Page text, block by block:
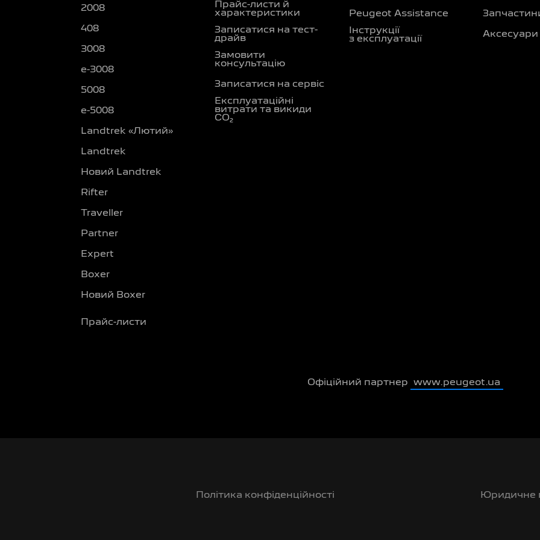
2008
408
3008
e-3008
5008
e-5008
Landtrek «Лютий»
Landtrek
Новий Landtrek
Rifter
Traveller
Partner
Expert
Boxer
Новий Boxer
Прайс-листи
Прайс-листи й
характеристики
Записатися на тест-
драйв
Замовити
консультацію
Записатися на сервіс
Експлуатаційні
витрати та викиди
CO₂
Peugeot Assistance
Інструкції
з експлуатації
Аксесуари
Офіційний партнер www.peugeot.ua
Політика конфіденційності Юридичне